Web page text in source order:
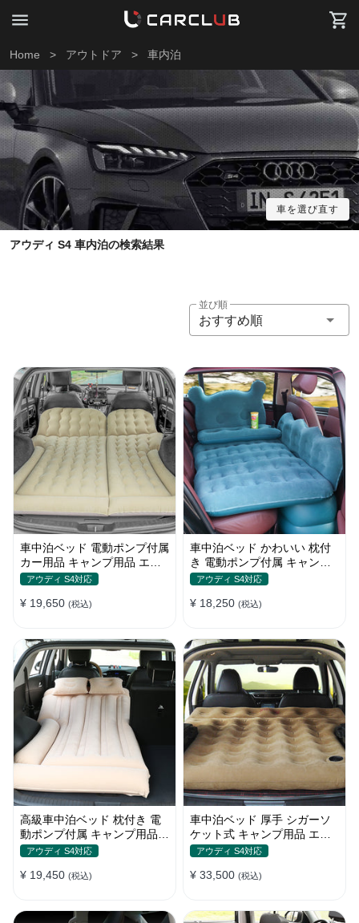
Home > アウトドア > 車内泊
車を選び直す
アウディ S4 車内泊の検索結果
並び順
おすすめ順
車中泊ベッド 電動ポンプ付属
カー用品 キャンプ用品 エア
ーベッド SUV車 普通車適用
アウディ S4対応
¥ 19,650 (税込)
車中泊ベッド かわいい 枕付
き 電動ポンプ付属 キャンプ
用品 エアーベッド 普通車
アウディ S4対応
¥ 18,250 (税込)
高級車中泊ベッド 枕付き 電
動ポンプ付属 キャンプ用品
エアーベッド 普通車 SUV
アウディ S4対応
¥ 19,450 (税込)
車中泊ベッド 厚手 シガーソ
ケット式 キャンプ用品 エア
ーベッド 収納袋付き 普通車
アウディ S4対応
¥ 33,500 (税込)